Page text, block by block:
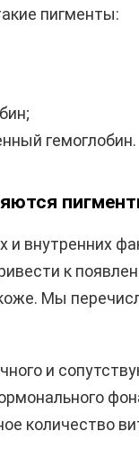
пигменты:
гемоглобин.
и внутренних
к
Мы
и
количество